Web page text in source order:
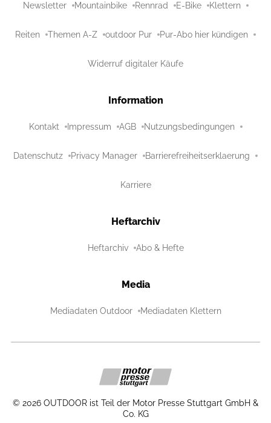
Newsletter Mountainbike Rennrad E-Bike Klettern
Reiten Themen A-Z outdoor Pur Pur-Abo hier kündigen
Widerruf digitaler Käufe
Information
Kontakt Impressum AGB Nutzungsbedingungen
Datenschutz Privacy Manager Barrierefreiheitserklaerung
Karriere
Heftarchiv
Heftarchiv Abo & Hefte
Media
Mediadaten Outdoor Mediadaten Klettern
© 2026 OUTDOOR ist Teil der Motor Presse Stuttgart GmbH &
Co. KG